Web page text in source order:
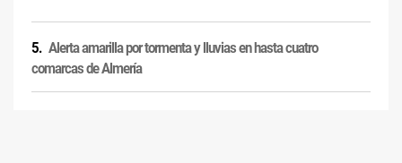
Alerta amarilla por tormenta y lluvias en hasta cuatro
comarcas de Almería